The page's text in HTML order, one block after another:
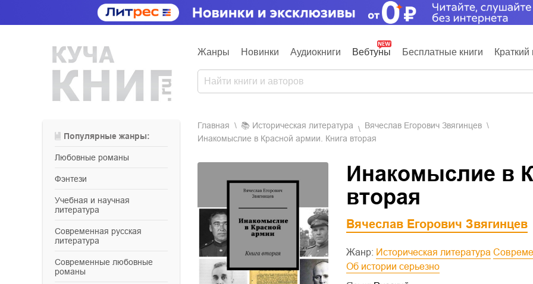
Жанры Новинки Аудиокниги Вебтуны Бесплатные книги Краткий
Популярные жанры:
любовные романы
фэнтези
учебная и научная
литература
современная русская
литература
современные любовные
романы
Главная 📚 историческая литература
Вячеслав Егорович Звягинцев
Инакомыслие в Красной армии. Книга вторая
Инакомыслие в
вторая
Вячеслав Егорович Звягинцев
Жанр: Историческая литература
Об истории серьезно